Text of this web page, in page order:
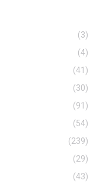
(3)
(4)
(41)
(30)
(91)
(54)
(239)
(29)
(43)